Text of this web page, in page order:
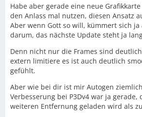
Habe aber gerade eine neue
den Anlass mal nutzen, diesen Ansatz
Aber wenn Gott so will, kümmert sich ja
darum, das nächste Update steht ja
Denn nicht nur die Frames sind
extern limitiere es ist auch deutlich
gefühlt.
Aber wie bei dir ist mir Autogen
Verbesserung bei P3Dv4 war ja gerade,
weiteren Entfernung geladen wird als